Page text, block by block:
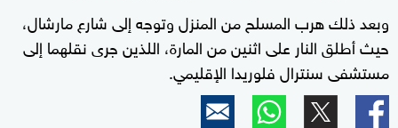
وبعد ذلك هرب المسلح من المنزل وتوجه إلى شارع مارشال،
حيث أطلق النار على اثنين من المارة، اللذين جرى نقلهما إلى
مستشفى سنترال فلوريدا الإقليمي.